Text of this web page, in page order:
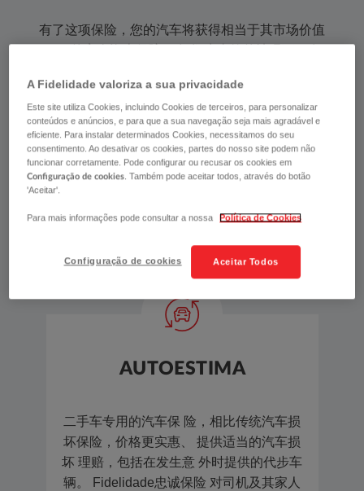
​有了这项保险，您的汽车将获得相当于其市场价值
修。
花费比想象中更低的价格， 您就可以购买到适合车
龄的人身伤害保险，并且价格比传 统人身伤害保险
更实惠。
AUTOESTIMA
二手车专用的汽车保 险，相比传统汽车损
坏保险，价格更实惠、 提供适当的汽车损
坏 理赔，包括在发生意 外时提供的代步车
辆。 Fidelidade忠诚保险 对司机及其家人
A Fidelidade valoriza a sua privacidade
Este site utiliza Cookies, incluindo Cookies de terceiros, para personalizar
conteúdos e anúncios, e para que a sua navegação seja mais agradável e
eficiente. Para instalar determinados Cookies, necessitamos do seu
consentimento. Ao desativar os cookies, partes do nosso site podem não
funcionar corretamente. Pode configurar ou recusar os cookies em
Configuração de cookies . Também pode aceitar todos, através do botão
'Aceitar'.
Para mais informações pode consultar a nossa Política de Cookies
Aceitar Todos
Configuração de cookies